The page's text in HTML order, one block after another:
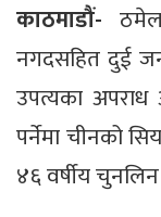
काठमाडौं-
नगदसहित दुई
उपत्यका अपराध
पर्नेमा चीनको
४६ वर्षीय